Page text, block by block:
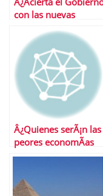
con las nuevas
Â¿Quienes serÃ¡n las
peores economÃ­as
de 2011?